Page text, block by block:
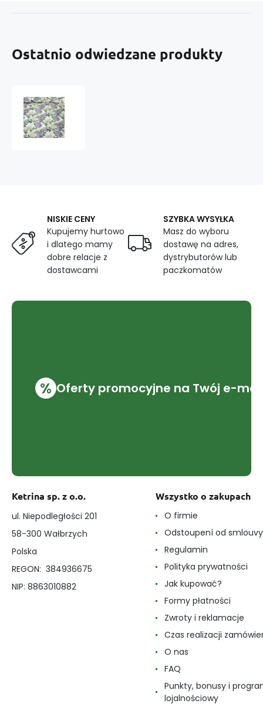
Ostatnio odwiedzane produkty
NISKIE CENY
Kupujemy hurtowo
i dlatego mamy
dobre relacje z
dostawcami
SZYBKA WYSYŁKA
Masz do wyboru
dostawę na adres,
dystrybutorów lub
paczkomatów
% Oferty promocyjne na Twój e-mail
Ketrina sp. z o.o.
ul. Niepodległości 201
58-300 Wałbrzych
Polska
REGON: 384936675
NIP: 8863010882
Wszystko o zakupach
O firmie
Odstoupení od smlouvy
Regulamin
Polityka prywatności
Jak kupować?
Formy płatności
Zwroty i reklamacje
Czas realizacji
O nas
FAQ
Punkty, bonusy i
lojalnościowy